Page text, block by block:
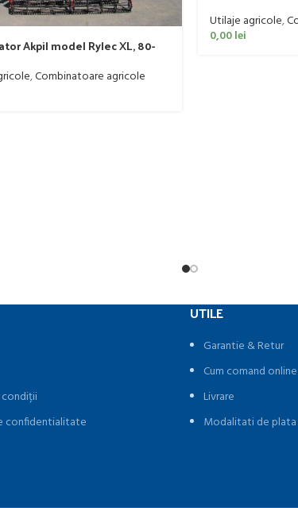
Akpil model Rylec XL, 80-
,Combinatoare agricole
Utilaje agricole,
0,00lei
condiții
confidentialitate
UTILE
Garantie & Retur
Cum comand online
Livrare
Modalitati de plata